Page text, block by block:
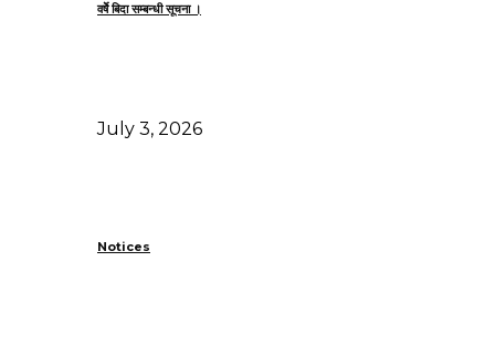
वर्षेे बिदा सम्बन्धी सूचना ।
July 3, 2026
Notices